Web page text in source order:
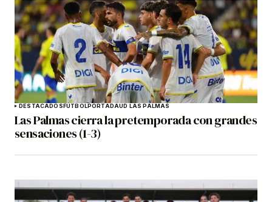
DESTACADOSFÚTBOLPORTADAUD LAS PALMAS
Las Palmas cierra la pretemporada con grandes
sensaciones (1-3)